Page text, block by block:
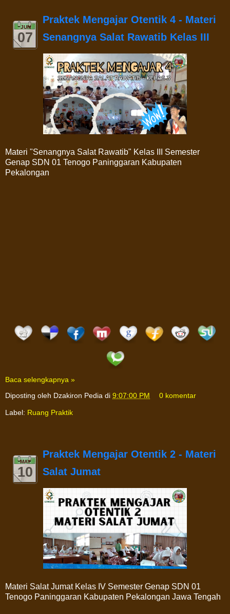
JUN
07
Praktek Mengajar Otentik 4 - Materi
Senangnya Salat Rawatib Kelas III
Materi "Senangnya Salat Rawatib" Kelas III Semester
Genap SDN 01 Tenogo Paninggaran Kabupaten
Pekalongan
Baca selengkapnya »
Diposting oleh Dzakiron Pedia di 9:07:00 PM 0 komentar
Label: Ruang Praktik
MAY
10
Praktek Mengajar Otentik 2 - Materi
Salat Jumat
Materi Salat Jumat Kelas IV Semester Genap SDN 01
Tenogo Paninggaran Kabupaten Pekalongan Jawa Tengah